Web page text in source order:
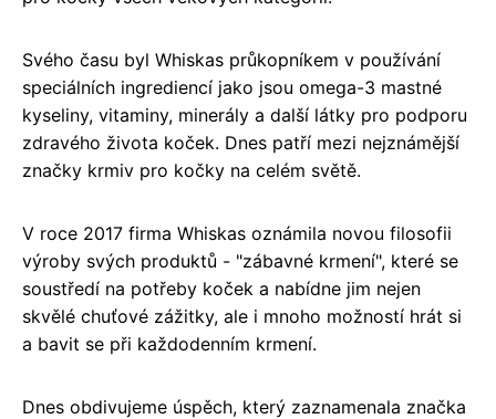
Svého času byl Whiskas průkopníkem v používání
speciálních ingrediencí jako jsou omega-3 mastné
kyseliny, vitaminy, minerály a další látky pro podporu
zdravého života koček. Dnes patří mezi nejznámější
značky krmiv pro kočky na celém světě.
V roce 2017 firma Whiskas oznámila novou filosofii
výroby svých produktů - "zábavné krmení", které se
soustředí na potřeby koček a nabídne jim nejen
skvělé chuťové zážitky, ale i mnoho možností hrát si
a bavit se při každodenním krmení.
Dnes obdivujeme úspěch, který zaznamenala značka